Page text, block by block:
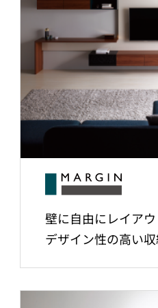
壁に自由にレイア
デザイン性の高い収